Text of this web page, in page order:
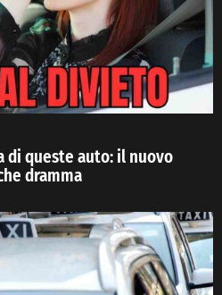
di queste auto: il nuovo
dramma